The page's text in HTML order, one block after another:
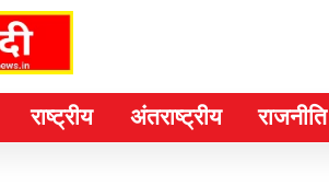
राष्ट्रीय अंतराष्ट्रीय राजनीति